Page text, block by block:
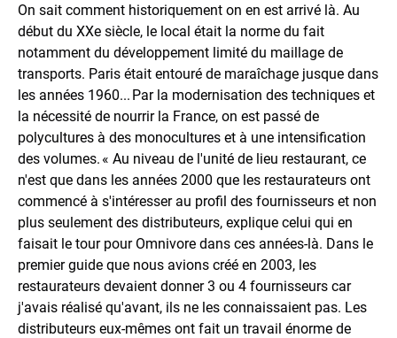
On sait comment historiquement on en est arrivé là. Au
début du XXe siècle, le local était la norme du fait
notamment du développement limité du maillage de
transports. Paris était entouré de maraîchage jusque dans
les années 1960... Par la modernisation des techniques et
la nécessité de nourrir la France, on est passé de
polycultures à des monocultures et à une intensification
des volumes. « Au niveau de l'unité de lieu restaurant, ce
n'est que dans les années 2000 que les restaurateurs ont
commencé à s'intéresser au profil des fournisseurs et non
plus seulement des distributeurs, explique celui qui en
faisait le tour pour Omnivore dans ces années-là. Dans le
premier guide que nous avions créé en 2003, les
restaurateurs devaient donner 3 ou 4 fournisseurs car
j'avais réalisé qu'avant, ils ne les connaissaient pas. Les
distributeurs eux-mêmes ont fait un travail énorme de